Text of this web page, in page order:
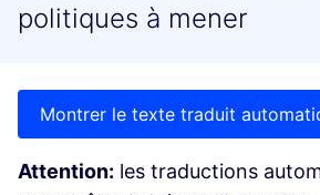
politiques à mener
Montrer le texte traduit
Attention: les traductions